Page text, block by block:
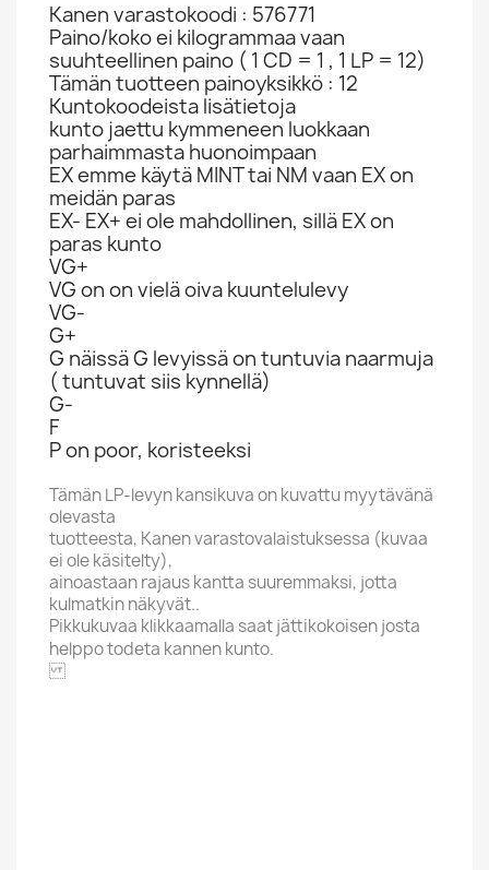
Kanen varastokoodi : 576771
Paino/koko ei kilogrammaa vaan
suuhteellinen paino ( 1 CD = 1 , 1 LP = 12)
Tämän tuotteen painoyksikkö : 12
Kuntokoodeista lisätietoja
kunto jaettu kymmeneen luokkaan
parhaimmasta huonoimpaan
EX emme käytä MINT tai NM vaan EX on
meidän paras
EX- EX+ ei ole mahdollinen, sillä EX on
paras kunto
VG+
VG on on vielä oiva kuuntelulevy
VG-
G+
G näissä G levyissä on tuntuvia naarmuja
( tuntuvat siis kynnellä)
G-
F
P on poor, koristeeksi
Tämän LP-levyn kansikuva on kuvattu myytävänä
olevasta
tuotteesta, Kanen varastovalaistuksessa (kuvaa
ei ole käsitelty),
ainoastaan rajaus kantta suuremmaksi, jotta
kulmatkin näkyvät..
Pikkukuvaa klikkaamalla saat jättikokoisen josta
helppo todeta kannen kunto.